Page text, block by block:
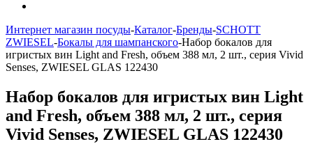
Интернет магазин посуды-Каталог-Бренды-SCHOTT
ZWIESEL-Бокалы для шампанского-Набор бокалов для
игристых вин Light and Fresh, объем 388 мл, 2 шт., серия Vivid
Senses, ZWIESEL GLAS 122430
Набор бокалов для игристых вин Light
and Fresh, объем 388 мл, 2 шт., серия
Vivid Senses, ZWIESEL GLAS 122430